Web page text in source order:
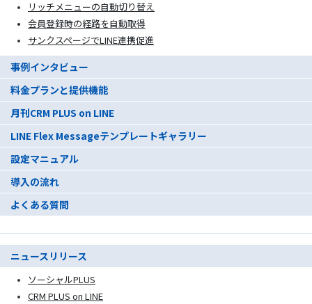
リッチメニューの自動切り替え
会員登録時の経路を自動取得
サンクスページでLINE連携促進
事例インタビュー
料金プランと提供機能
月刊CRM PLUS on LINE
LINE Flex Messageテンプレートギャラリー
設定マニュアル
導入の流れ
よくある質問
ニュースリリース
ソーシャルPLUS
CRM PLUS on LINE